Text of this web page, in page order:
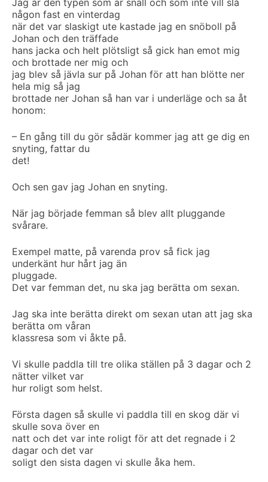
Jag är den typen som är snäll och som inte vill slå
någon fast en vinterdag
när det var slaskigt ute kastade jag en snöboll på
Johan och den träffade
hans jacka och helt plötsligt så gick han emot mig
och brottade ner mig och
jag blev så jävla sur på Johan för att han blötte ner
hela mig så jag
brottade ner Johan så han var i underläge och sa åt
honom:
– En gång till du gör sådär kommer jag att ge dig en
snyting, fattar du
det!
Och sen gav jag Johan en snyting.
När jag började femman så blev allt pluggande
svårare.
Exempel matte, på varenda prov så fick jag
underkänt hur hårt jag än
pluggade.
Det var femman det, nu ska jag berätta om sexan.
Jag ska inte berätta direkt om sexan utan att jag ska
berätta om våran
klassresa som vi åkte på.
Vi skulle paddla till tre olika ställen på 3 dagar och 2
nätter vilket var
hur roligt som helst.
Första dagen så skulle vi paddla till en skog där vi
skulle sova över en
natt och det var inte roligt för att det regnade i 2
dagar och det var
soligt den sista dagen vi skulle åka hem.